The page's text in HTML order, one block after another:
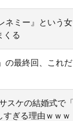
ネミー』という
くる
の最終回、これ
スケの結婚式で
すぎる理由ｗｗｗ